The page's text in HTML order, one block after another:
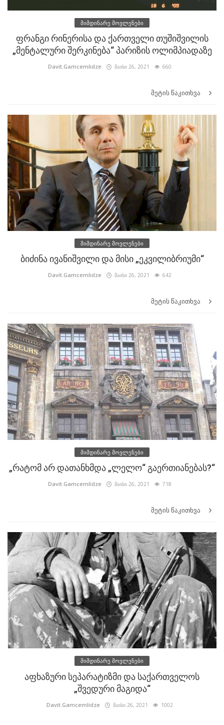
მიმდინარე მოვლენები
ფრანგი რინერისა და ქართველი თუშიშვილის
„მენტალური შერკინება“ პარიზის ოლიმპიადაზე
Davit.Gamcemlidze მაისი 26, 2021 660
მეტის წაკითხვა
მიმდინარე მოვლენები
ბიძინა ივანიშვილი და მისი „ეკვილიბრიუმი“
Davit.Gamcemlidze მაისი 26, 2021 642
მეტის წაკითხვა
მიმდინარე მოვლენები
„რატომ არ დათანხმდა „ლელო“ გაერთიანებას?“
Davit.Gamcemlidze მაისი 26, 2021 718
მეტის წაკითხვა
მიმდინარე მოვლენები
აფხაზური სეპარატიზმი და საქართველოს
„შვედური მაგიდა“
Davit.Gamcemlidze მაისი 26, 2021 1002